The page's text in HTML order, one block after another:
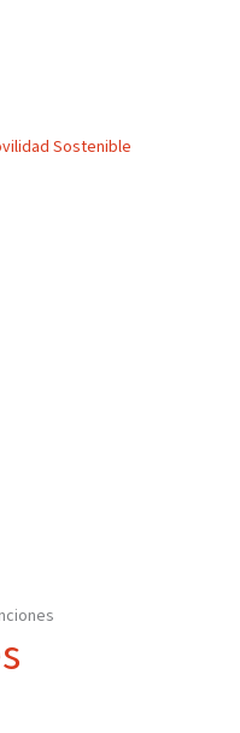
Sostenible